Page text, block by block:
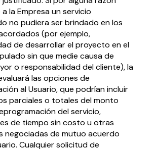
la Empresa un servicio
no pudiera ser brindado en los
(por ejemplo,
de desarrollar el proyecto en el
sin que medie causa de
o responsabilidad del cliente), la
las opciones de
al Usuario, que podrían incluir
parciales o totales del monto
del servicio,
de tiempo sin costo u otras
negociadas de mutuo acuerdo
Cualquier solicitud de